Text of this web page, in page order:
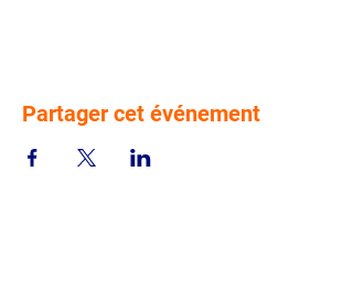
Partager cet événement